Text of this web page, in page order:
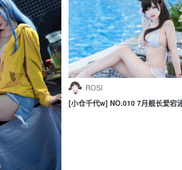
ROSI
[小仓千代w] NO.010 7月舰长爱宕